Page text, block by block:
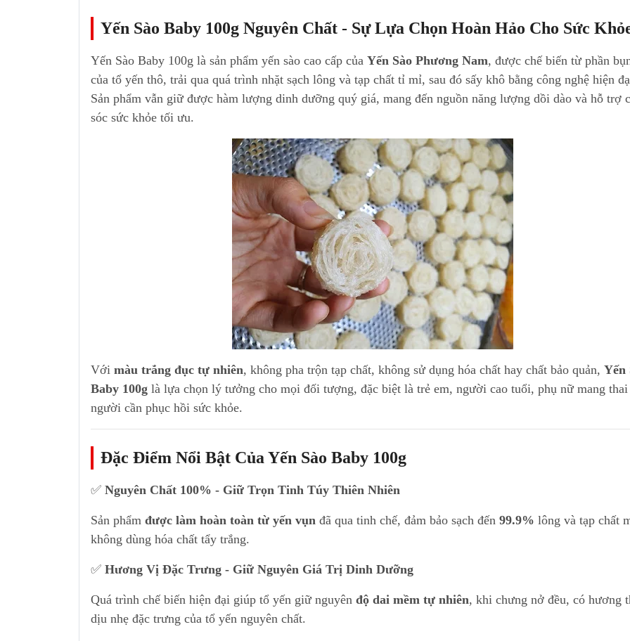
Yến Sào Baby 100g Nguyên Chất - Sự Lựa Chọn Hoàn Hảo Cho Sức
Yến Sào Baby 100g là sản phẩm yến sào cao cấp của Yến Sào Phương Nam, được chế biến từ phần
của tổ yến thô, trải qua quá trình nhặt sạch lông và tạp chất tỉ mỉ, sau đó sấy khô bằng công nghệ hiện
Sản phẩm vẫn giữ được hàm lượng dinh dưỡng quý giá, mang đến nguồn năng lượng dồi dào và hỗ trợ
sóc sức khỏe tối ưu.
Với màu trắng đục tự nhiên, không pha trộn tạp chất, không sử dụng hóa chất hay chất bảo quản, Yến
Baby 100g là lựa chọn lý tưởng cho mọi đối tượng, đặc biệt là trẻ em, người cao tuổi, phụ nữ mang
người cần phục hồi sức khỏe.
Đặc Điểm Nổi Bật Của Yến Sào Baby 100g
✅ Nguyên Chất 100% - Giữ Trọn Tinh Túy Thiên Nhiên
Sản phẩm được làm hoàn toàn từ yến vụn đã qua tinh chế, đảm bảo sạch đến 99.9% lông và tạp chất
không dùng hóa chất tẩy trắng.
✅ Hương Vị Đặc Trưng - Giữ Nguyên Giá Trị Dinh Dưỡng
Quá trình chế biến hiện đại giúp tổ yến giữ nguyên độ dai mềm tự nhiên, khi chưng nở đều, có hương
dịu nhẹ đặc trưng của tổ yến nguyên chất.